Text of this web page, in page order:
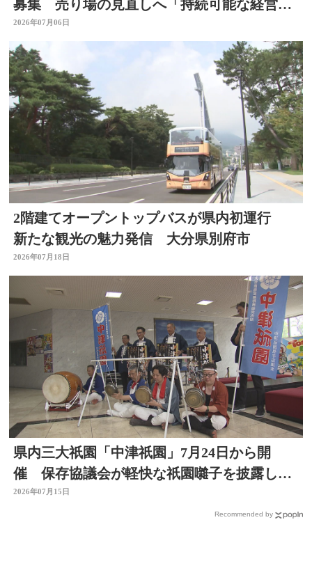
募集 売り場の見直しへ「持続可能な経営体
制構築のため」
2026年07月06日
2階建てオープントップバスが県内初運行
新たな観光の魅力発信 大分県別府市
2026年07月18日
県内三大祇園「中津祇園」7月24日から開
催 保存協議会が軽快な祇園囃子を披露し祭
りをPR 大分
2026年07月15日
Recommended by